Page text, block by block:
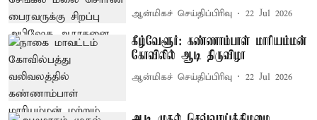
ஆன்மிகச் செய்திப்பிரிவு 22 Jul 2026
கீழ்வேளூர்: கண்ணாம்பாள் மாரியம்மன்
கோவிலில் ஆடி திருவிழா
ஆன்மிகச் செய்திப்பிரிவு 22 Jul 2026